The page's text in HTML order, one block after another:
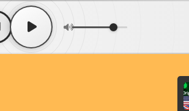
- Digge Die Boling Afinou Chegou